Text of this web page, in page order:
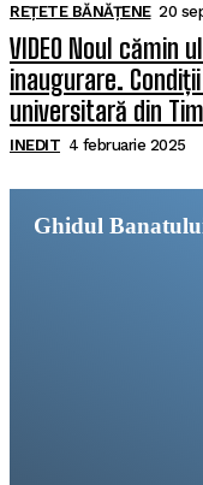
REȚETE BĂNĂȚENE 20
VIDEO Noul cămin
inaugurare.
universitară din
INEDIT 4 februarie 2025
Ghidul